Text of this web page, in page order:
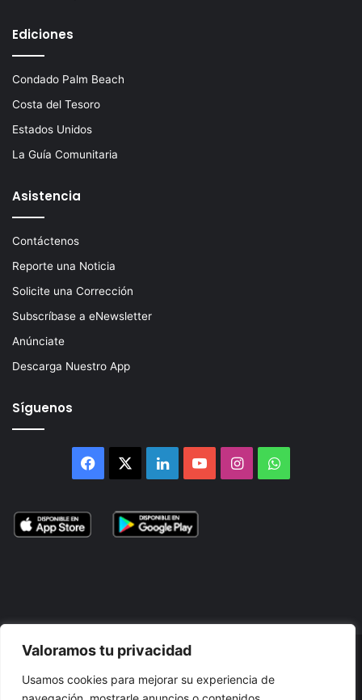
Valoramos tu privacidad
Usamos cookies para mejorar su experiencia de
Ediciones
Condado Palm Beach
Costa del Tesoro
Estados Unidos
La Guía Comunitaria
Asistencia
Contáctenos
Reporte una Noticia
Solicite una Corrección
Subscríbase a eNewsletter
Anúnciate
Descarga Nuestro App
Síguenos
Facebook LinkedInYouTubeInstagramWhatsApp
su reproducción total o parcial, así como su traducción a cualquier